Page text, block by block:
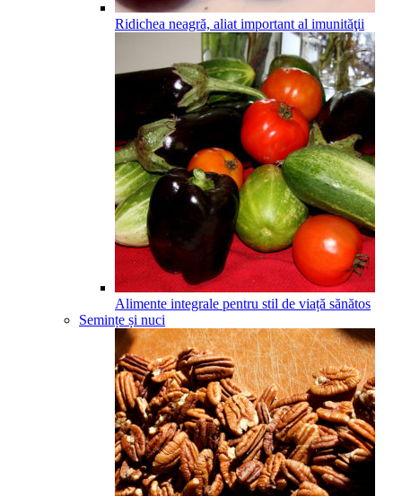
Ridichea neagră, aliat important al imunităţii
Alimente integrale pentru stil de viață sănătos
Semințe și nuci